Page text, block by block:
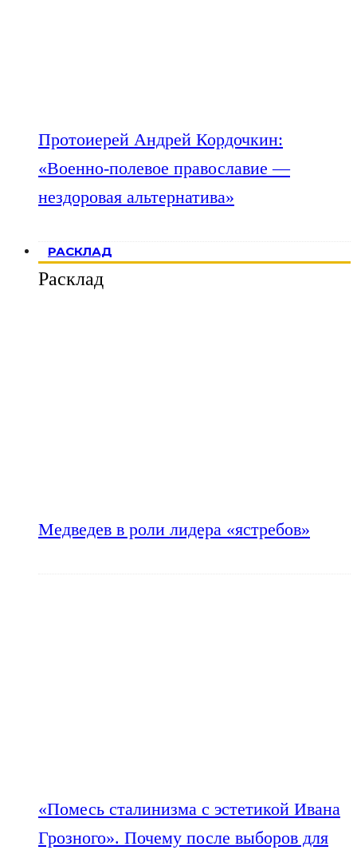
Протоиерей Андрей Кордочкин:
«Военно-полевое православие —
нездоровая альтернатива»
РАСКЛАД
Расклад
Медведев в роли лидера «ястребов»
«Помесь сталинизма с эстетикой Ивана
Грозного». Почему после выборов для